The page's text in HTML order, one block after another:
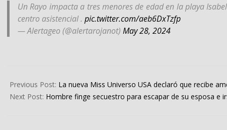
Un Rayo impacta a tres menores de edad en la playa
centro asistencial . pic.twitter.com/aeb6DxTzfp
— Alertageo (@alertarojanot) May 28, 2024
05-
29
Previous Post: La nueva Miss Universo USA declaró que recibe
Next Post: Hombre finge secuestro para escapar de su esposa e